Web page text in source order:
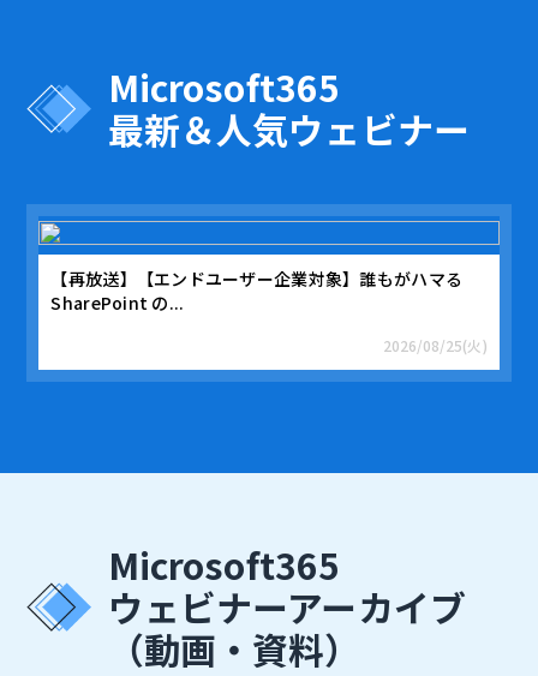
Microsoft365
最新＆人気ウェビナー
【再放送】【エンドユーザー企業対象】誰もがハマる
SharePoint の...
2026/08/25(火)
Microsoft365
ウェビナーアーカイブ
（動画・資料）